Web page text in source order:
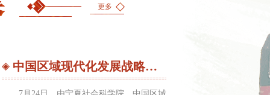
中国区域现代化发展战略理论研讨会在宁夏举办
更多